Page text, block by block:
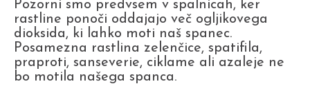
Pozorni smo predvsem v spalnicah, ker
rastline ponoči oddajajo več ogljikovega
dioksida, ki lahko moti naš spanec.
Posamezna rastlina zelenčice, spatifila,
praproti, sanseverie, ciklame ali azaleje ne
bo motila našega spanca.